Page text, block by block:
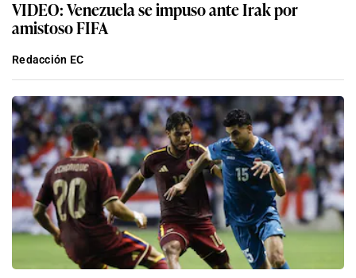
VIDEO: Venezuela se impuso ante Irak por
amistoso FIFA
Redacción EC